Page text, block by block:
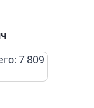
7 809